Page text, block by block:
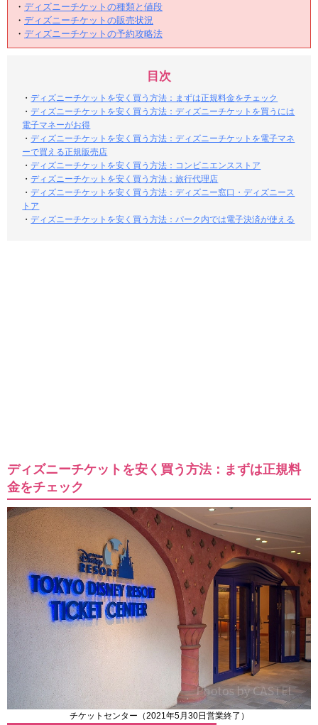
・ ディズニーチケットの種類と値段
・ ディズニーチケットの販売状況
・ ディズニーチケットの予約攻略法
目次
・ディズニーチケットを安く買う方法：まずは正規料金をチェック
・ディズニーチケットを安く買う方法：ディズニーチケットを買うには
電子マネーがお得
・ディズニーチケットを安く買う方法：ディズニーチケットを電子マネ
ーで買える正規販売店
・ディズニーチケットを安く買う方法：コンビニエンスストア
・ディズニーチケットを安く買う方法：旅行代理店
・ディズニーチケットを安く買う方法：ディズニー窓口・ディズニース
トア
・ディズニーチケットを安く買う方法：パーク内では電子決済が使える
ディズニーチケットを安く買う方法：まずは正規料
金をチェック
チケットセンター（2021年5月30日営業終了）